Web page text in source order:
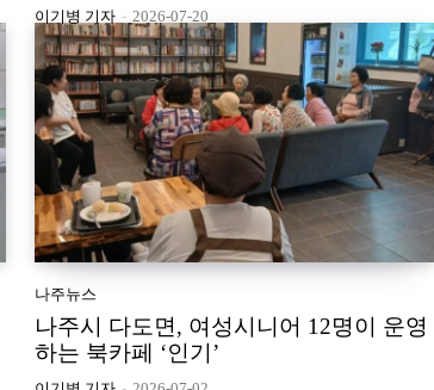
이기병 기자 - 2026-07-20
나주뉴스
나주시 다도면, 여성시니어 12명이 운영
하는 북카페 ‘인기’